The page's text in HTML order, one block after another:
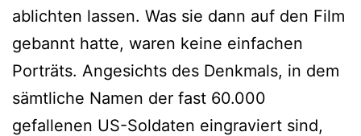
ablichten lassen. Was sie dann auf den Film
gebannt hatte, waren keine einfachen
Porträts. Angesichts des Denkmals, in dem
sämtliche Namen der fast 60.000
gefallenen US-Soldaten eingraviert sind,